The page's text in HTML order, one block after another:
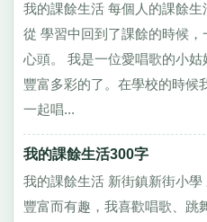
我的課餘生活 每個人的課餘
從 學習中回到了課餘的時候
心頭。 我是一位愛唱歌的小
豐富多彩的了。在學校的時候
一起唱...
我的課餘生活300字
我的課餘生活 新街鎮新街小
豐富而有趣，我喜歡唱歌、跳